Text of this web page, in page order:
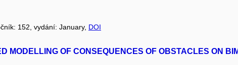
152, vydání: January, DOI
OF CONSEQUENCES OF OBSTACLES ON